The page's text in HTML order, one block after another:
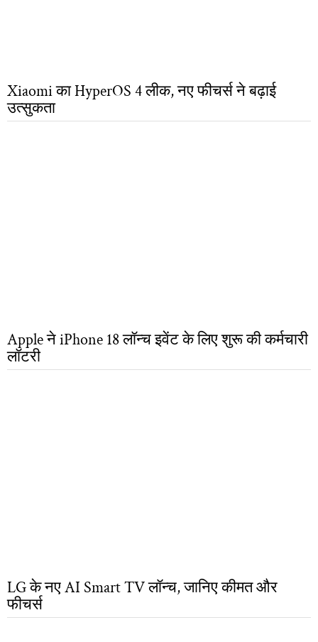
Xiaomi का HyperOS 4 लीक, नए फीचर्स ने बढ़ाई
उत्सुकता
Apple ने iPhone 18 लॉन्च इवेंट के लिए शुरू की कर्मचारी
लॉटरी
LG के नए AI Smart TV लॉन्च, जानिए कीमत और
फीचर्स